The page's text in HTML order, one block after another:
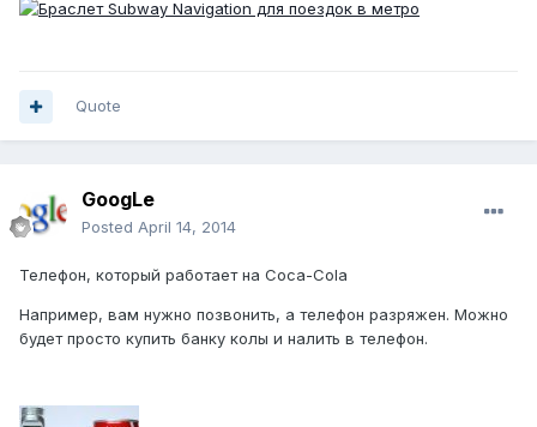
Quote
GoogLe
Posted April 14, 2014
Телефон, который работает на Coca-Cola
Например, вам нужно позвонить, а телефон разряжен. Можно
будет просто купить банку колы и налить в телефон.